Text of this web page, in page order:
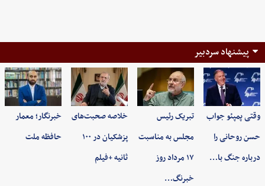
پیشنهاد سردبیر
وقتی پمپئو جواب
حسن روحانی را
درباره جنگ با…
تبریک رئیس
مجلس به مناسبت
۱۷ مرداد روز
خبرنگ…
خلاصه صحبت‌های
پزشکیان در ۱۰۰
ثانیه +فیلم
خبرنگار؛ معمار
حافظه ملت